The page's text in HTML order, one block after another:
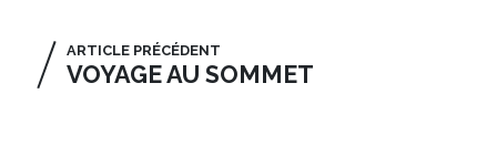
ARTICLE PRÉCÉDENT
VOYAGE AU SOMMET